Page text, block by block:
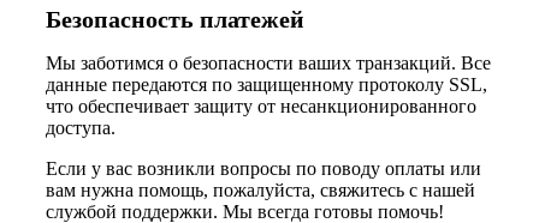
Безопасность платежей
Мы заботимся о безопасности ваших транзакций. Все
данные передаются по защищенному протоколу SSL,
что обеспечивает защиту от несанкционированного
доступа.
Если у вас возникли вопросы по поводу оплаты или
вам нужна помощь, пожалуйста, свяжитесь с нашей
службой поддержки. Мы всегда готовы помочь!